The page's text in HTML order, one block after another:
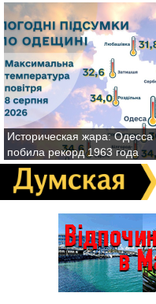
Историческая жара: Одесса
побила рекорд 1963 года